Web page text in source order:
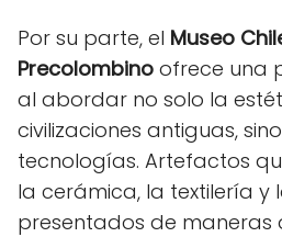
Por su parte, el Museo
Precolombino ofrece una
al abordar no solo la
civilizaciones antiguas,
tecnologías. Artefactos
la cerámica, la textilería y
presentados de maneras